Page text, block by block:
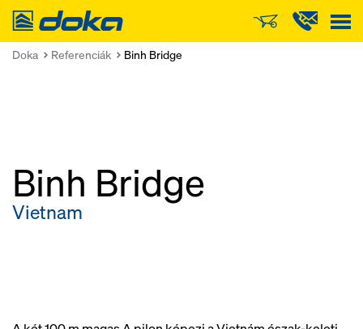
Doka
Doka Referenciák Binh Bridge
Binh Bridge
Vietnam